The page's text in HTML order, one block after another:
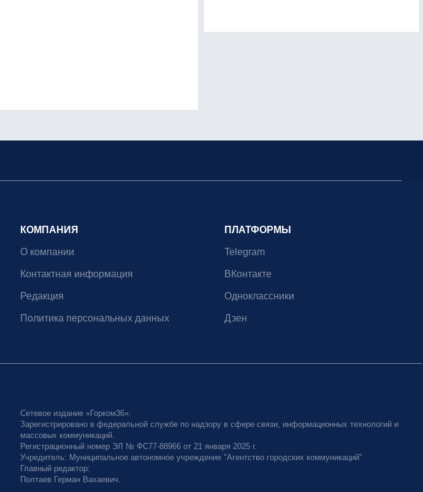
КОМПАНИЯ
О компании
Контактная информация
Редакция
Политика персональных данных
ПЛАТФОРМЫ
Telegram
ВКонтакте
Одноклассники
Дзен
Сетевое издание «Горком36».
Зарегистрировано в федеральной службе по надзору в сфере связи, информационных технологий и
массовых коммуникаций.
Регистрационный номер ЭЛ № ФС77-88966 от 21 января 2025 г.
Учредитель: Муниципальное автономное учреждение "Агентство городских коммуникаций"
Главный редактор:
Полтаев Герман Вахаевич.